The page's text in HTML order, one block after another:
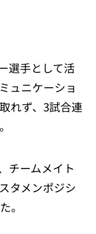
選手として活
ュニケーショ
れず、3試合連
チームメイト
タメンポジシ
。